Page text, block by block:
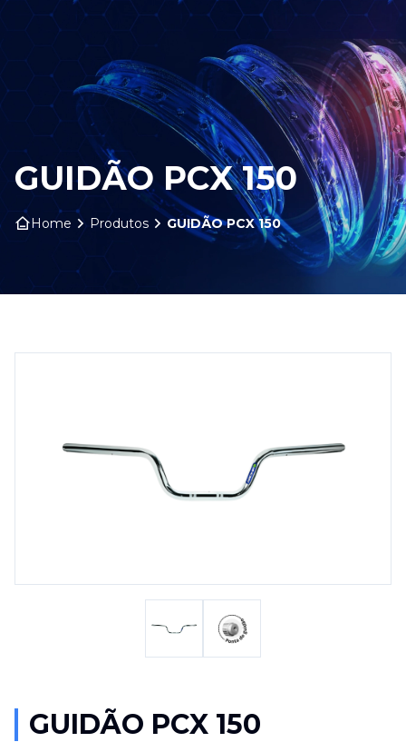
SOBRE NÓS
PRODUTOS
ARO ARTS
CONTATO
GUIDÃO PCX 150
Home Produtos GUIDÃO PCX 150
GUIDÃO PCX 150